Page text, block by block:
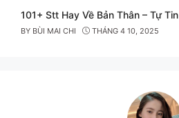
101+ Stt Hay Về Bản Thân – Tự
BY BÙI MAI CHI THÁNG 4 10, 2025